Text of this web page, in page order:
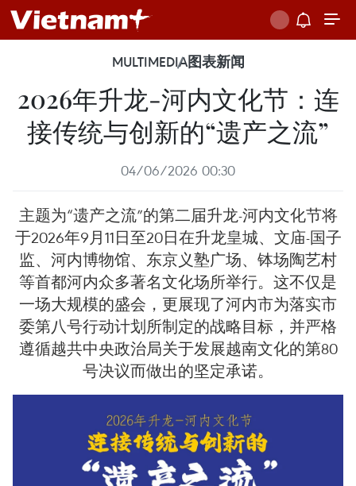
MULTIMEDIA图表新闻
2026年升龙-河内文化节：连
接传统与创新的“遗产之流”
04/06/2026 00:30
主题为“遗产之流”的第二届升龙-河内文化节将
于2026年9月11日至20日在升龙皇城、文庙-国子
监、河内博物馆、东京义塾广场、钵场陶艺村
等首都河内众多著名文化场所举行。这不仅是
一场大规模的盛会，更展现了河内市为落实市
委第八号行动计划所制定的战略目标，并严格
遵循越共中央政治局关于发展越南文化的第80
号决议而做出的坚定承诺。